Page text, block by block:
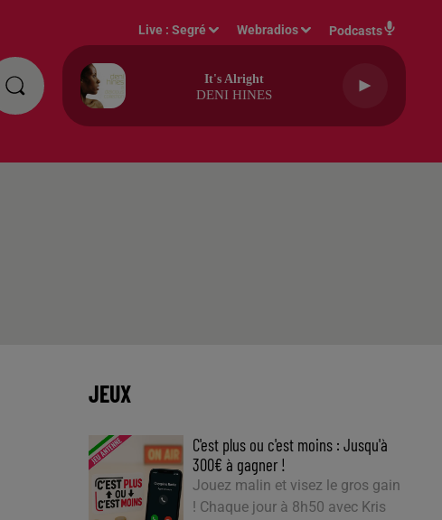
Live :Segré Webradios Podcasts
It's Alright
DENI HINES
JEUX
C'est plus ou c'est moins : Jusqu'à
300€ à gagner !
Jouez malin et visez le gros gain
! Chaque jour à 8h50 avec Kris